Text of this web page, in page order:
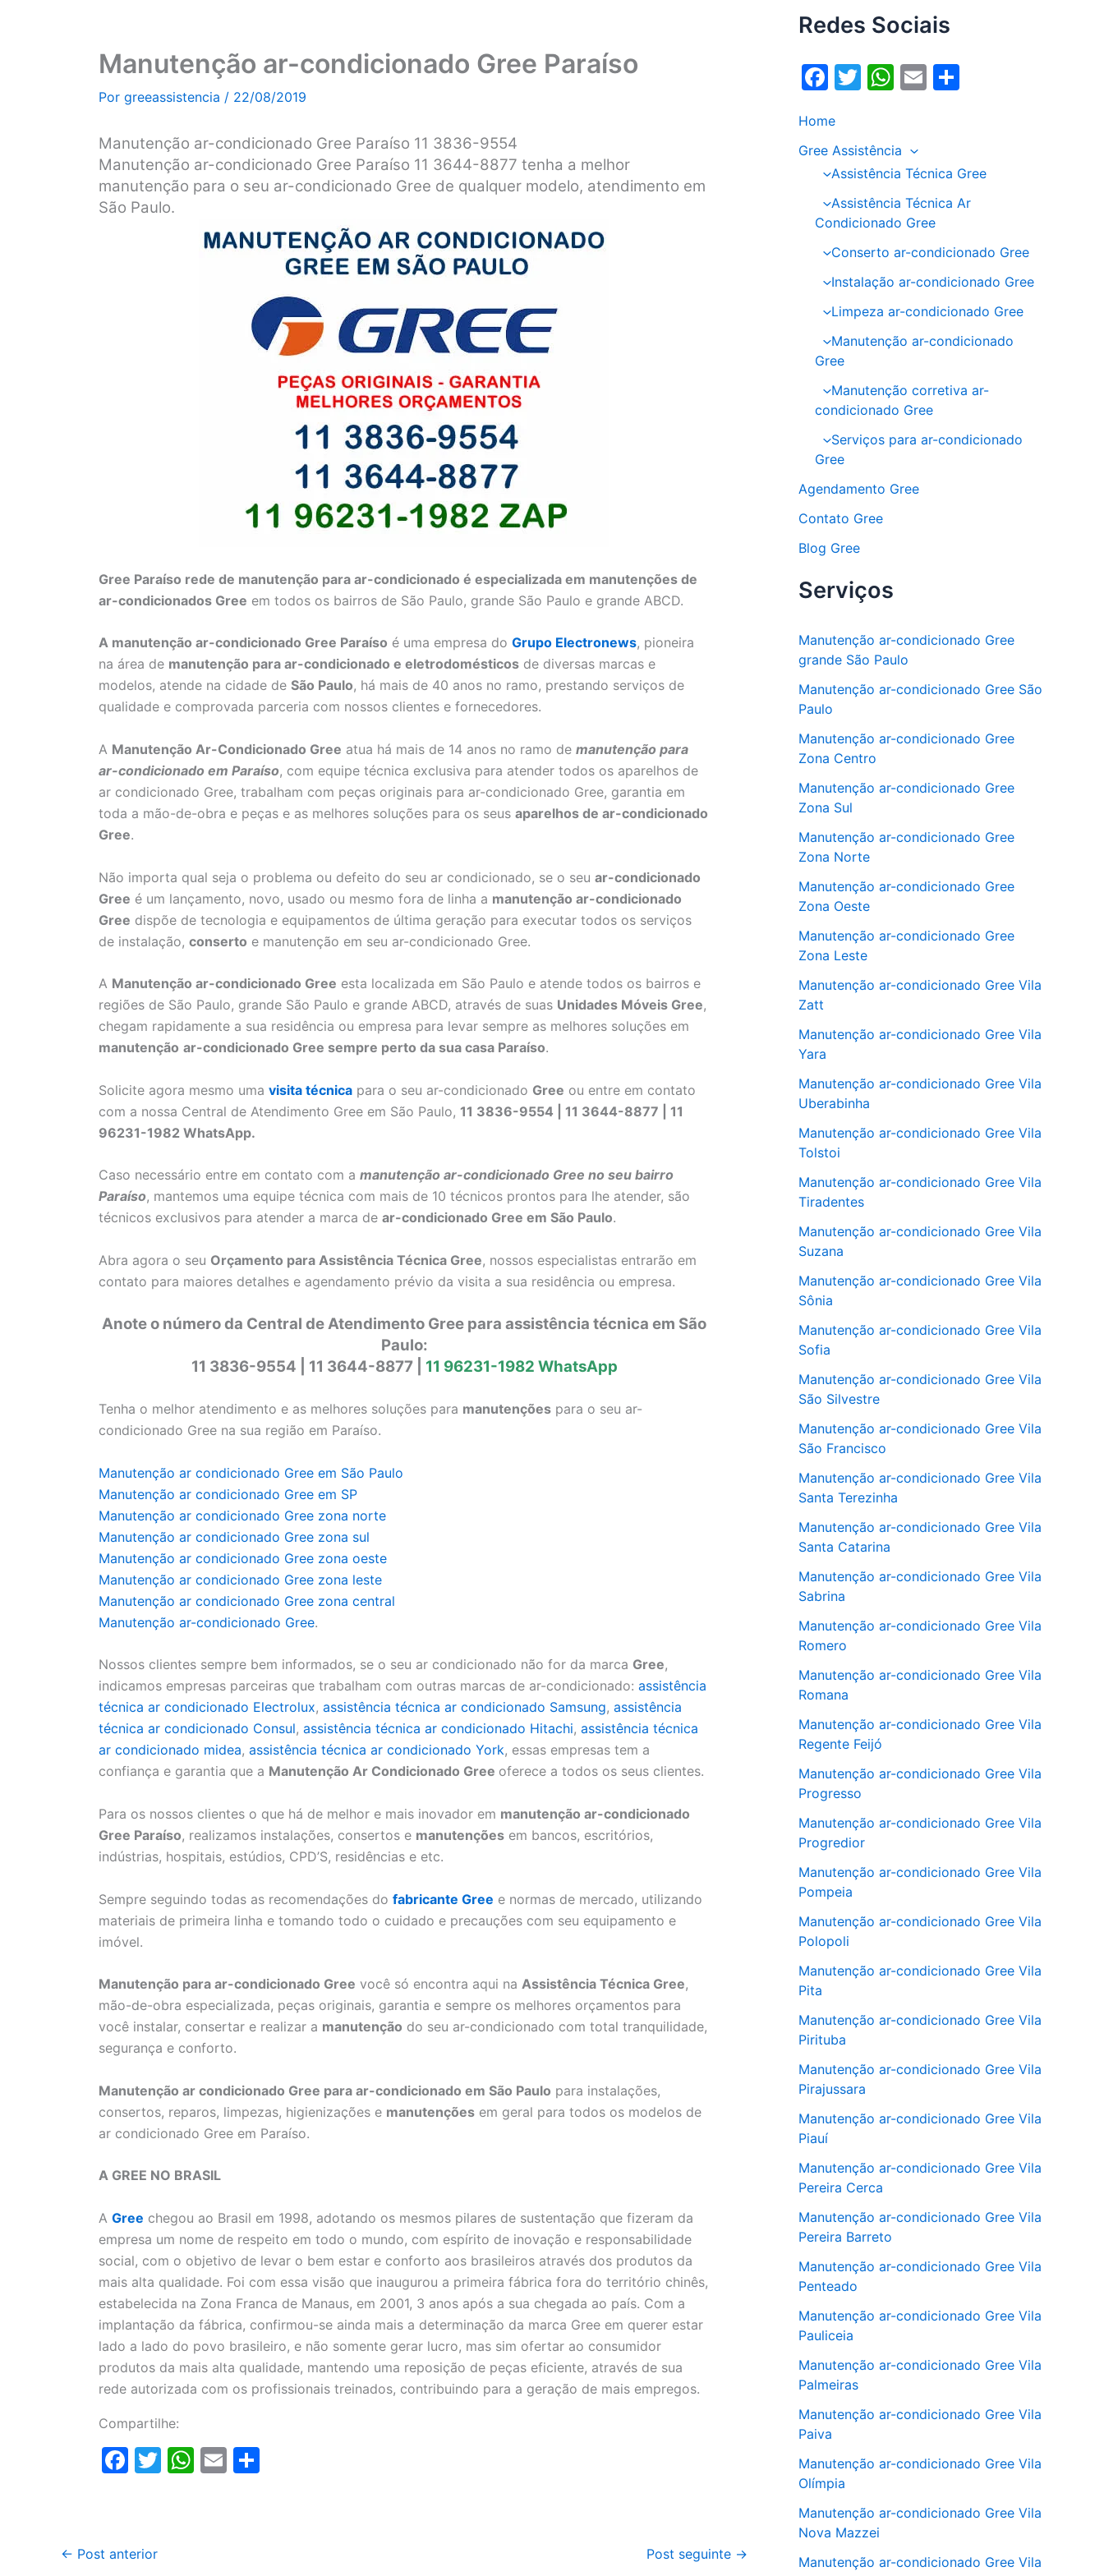
Manutenção ar-condicionado Gree Paraíso
Por greeassistencia / 22/08/2019
Manutenção ar-condicionado Gree Paraíso 11 3836-9554
Manutenção ar-condicionado Gree Paraíso 11 3644-8877 tenha a melhor
manutenção para o seu ar-condicionado Gree de qualquer modelo, atendimento em
São Paulo.
Gree Paraíso rede de manutenção para ar-condicionado é especializada em manutenções de
ar-condicionados Gree em todos os bairros de São Paulo, grande São Paulo e grande ABCD.
A manutenção ar-condicionado Gree Paraíso é uma empresa do Grupo Electronews, pioneira
na área de manutenção para ar-condicionado e eletrodomésticos de diversas marcas e
modelos, atende na cidade de São Paulo, há mais de 40 anos no ramo, prestando serviços de
qualidade e comprovada parceria com nossos clientes e fornecedores.
A Manutenção Ar-Condicionado Gree atua há mais de 14 anos no ramo de manutenção para
ar-condicionado em Paraíso, com equipe técnica exclusiva para atender todos os aparelhos de
ar condicionado Gree, trabalham com peças originais para ar-condicionado Gree, garantia em
toda a mão-de-obra e peças e as melhores soluções para os seus aparelhos de ar-condicionado
Gree.
Não importa qual seja o problema ou defeito do seu ar condicionado, se o seu ar-condicionado
Gree é um lançamento, novo, usado ou mesmo fora de linha a manutenção ar-condicionado
Gree dispõe de tecnologia e equipamentos de última geração para executar todos os serviços
de instalação, conserto e manutenção em seu ar-condicionado Gree.
A Manutenção ar-condicionado Gree esta localizada em São Paulo e atende todos os bairros e
regiões de São Paulo, grande São Paulo e grande ABCD, através de suas Unidades Móveis Gree,
chegam rapidamente a sua residência ou empresa para levar sempre as melhores soluções em
manutenção ar-condicionado Gree sempre perto da sua casa Paraíso.
Solicite agora mesmo uma visita técnica para o seu ar-condicionado Gree ou entre em contato
com a nossa Central de Atendimento Gree em São Paulo, 11 3836-9554 | 11 3644-8877 | 11
96231-1982 WhatsApp.
Caso necessário entre em contato com a manutenção ar-condicionado Gree no seu bairro
Paraíso, mantemos uma equipe técnica com mais de 10 técnicos prontos para lhe atender, são
técnicos exclusivos para atender a marca de ar-condicionado Gree em São Paulo.
Abra agora o seu Orçamento para Assistência Técnica Gree, nossos especialistas entrarão em
contato para maiores detalhes e agendamento prévio da visita a sua residência ou empresa.
Anote o número da Central de Atendimento Gree para assistência técnica em São
Paulo:
11 3836-9554 | 11 3644-8877 | 11 96231-1982 WhatsApp
Tenha o melhor atendimento e as melhores soluções para manutenções para o seu ar-
condicionado Gree na sua região em Paraíso.
Manutenção ar condicionado Gree em São Paulo
Manutenção ar condicionado Gree em SP
Manutenção ar condicionado Gree zona norte
Manutenção ar condicionado Gree zona sul
Manutenção ar condicionado Gree zona oeste
Manutenção ar condicionado Gree zona leste
Manutenção ar condicionado Gree zona central
Manutenção ar-condicionado Gree.
Nossos clientes sempre bem informados, se o seu ar condicionado não for da marca Gree,
indicamos empresas parceiras que trabalham com outras marcas de ar-condicionado: assistência
técnica ar condicionado Electrolux, assistência técnica ar condicionado Samsung, assistência
técnica ar condicionado Consul, assistência técnica ar condicionado Hitachi, assistência técnica
ar condicionado midea, assistência técnica ar condicionado York, essas empresas tem a
confiança e garantia que a Manutenção Ar Condicionado Gree oferece a todos os seus clientes.
Para os nossos clientes o que há de melhor e mais inovador em manutenção ar-condicionado
Gree Paraíso, realizamos instalações, consertos e manutenções em bancos, escritórios,
indústrias, hospitais, estúdios, CPD’S, residências e etc.
Sempre seguindo todas as recomendações do fabricante Gree e normas de mercado, utilizando
materiais de primeira linha e tomando todo o cuidado e precauções com seu equipamento e
imóvel.
Manutenção para ar-condicionado Gree você só encontra aqui na Assistência Técnica Gree,
mão-de-obra especializada, peças originais, garantia e sempre os melhores orçamentos para
você instalar, consertar e realizar a manutenção do seu ar-condicionado com total tranquilidade,
segurança e conforto.
Manutenção ar condicionado Gree para ar-condicionado em São Paulo para instalações,
consertos, reparos, limpezas, higienizações e manutenções em geral para todos os modelos de
ar condicionado Gree em Paraíso.
A GREE NO BRASIL
A Gree chegou ao Brasil em 1998, adotando os mesmos pilares de sustentação que fizeram da
empresa um nome de respeito em todo o mundo, com espírito de inovação e responsabilidade
social, com o objetivo de levar o bem estar e conforto aos brasileiros através dos produtos da
mais alta qualidade. Foi com essa visão que inaugurou a primeira fábrica fora do território chinês,
estabelecida na Zona Franca de Manaus, em 2001, 3 anos após a sua chegada ao país. Com a
implantação da fábrica, confirmou-se ainda mais a determinação da marca Gree em querer estar
lado a lado do povo brasileiro, e não somente gerar lucro, mas sim ofertar ao consumidor
produtos da mais alta qualidade, mantendo uma reposição de peças eficiente, através de sua
rede autorizada com os profissionais treinados, contribuindo para a geração de mais empregos.
Compartilhe:
F
b
T
W E
← Post anterior Post seguinte →
Redes Sociais
F
c
e
b
o
o
k
T
er
W
s
A
p
p
E
Home
Gree Assistência
Assistência Técnica Gree
Assistência Técnica Ar
Condicionado Gree
Conserto ar-condicionado Gree
Instalação ar-condicionado Gree
Limpeza ar-condicionado Gree
Manutenção ar-condicionado
Gree
Manutenção corretiva ar-
condicionado Gree
Serviços para ar-condicionado
Gree
Agendamento Gree
Contato Gree
Blog Gree
Serviços
Manutenção ar-condicionado Gree
grande São Paulo
Manutenção ar-condicionado Gree São
Paulo
Manutenção ar-condicionado Gree
Zona Centro
Manutenção ar-condicionado Gree
Zona Sul
Manutenção ar-condicionado Gree
Zona Norte
Manutenção ar-condicionado Gree
Zona Oeste
Manutenção ar-condicionado Gree
Zona Leste
Manutenção ar-condicionado Gree Vila
Zatt
Manutenção ar-condicionado Gree Vila
Yara
Manutenção ar-condicionado Gree Vila
Uberabinha
Manutenção ar-condicionado Gree Vila
Tolstoi
Manutenção ar-condicionado Gree Vila
Tiradentes
Manutenção ar-condicionado Gree Vila
Suzana
Manutenção ar-condicionado Gree Vila
Sônia
Manutenção ar-condicionado Gree Vila
Sofia
Manutenção ar-condicionado Gree Vila
São Silvestre
Manutenção ar-condicionado Gree Vila
São Francisco
Manutenção ar-condicionado Gree Vila
Santa Terezinha
Manutenção ar-condicionado Gree Vila
Santa Catarina
Manutenção ar-condicionado Gree Vila
Sabrina
Manutenção ar-condicionado Gree Vila
Romero
Manutenção ar-condicionado Gree Vila
Romana
Manutenção ar-condicionado Gree Vila
Regente Feijó
Manutenção ar-condicionado Gree Vila
Progresso
Manutenção ar-condicionado Gree Vila
Progredior
Manutenção ar-condicionado Gree Vila
Pompeia
Manutenção ar-condicionado Gree Vila
Polopoli
Manutenção ar-condicionado Gree Vila
Pita
Manutenção ar-condicionado Gree Vila
Pirituba
Manutenção ar-condicionado Gree Vila
Pirajussara
Manutenção ar-condicionado Gree Vila
Piauí
Manutenção ar-condicionado Gree Vila
Pereira Cerca
Manutenção ar-condicionado Gree Vila
Pereira Barreto
Manutenção ar-condicionado Gree Vila
Penteado
Manutenção ar-condicionado Gree Vila
Pauliceia
Manutenção ar-condicionado Gree Vila
Palmeiras
Manutenção ar-condicionado Gree Vila
Paiva
Manutenção ar-condicionado Gree Vila
Olímpia
Manutenção ar-condicionado Gree Vila
Nova Mazzei
Manutenção ar-condicionado Gree Vila